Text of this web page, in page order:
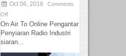
Oct 06, 2016
Comments
Off
On Air To Online Pengantar
Penyiaran Radio Industri
siaran...